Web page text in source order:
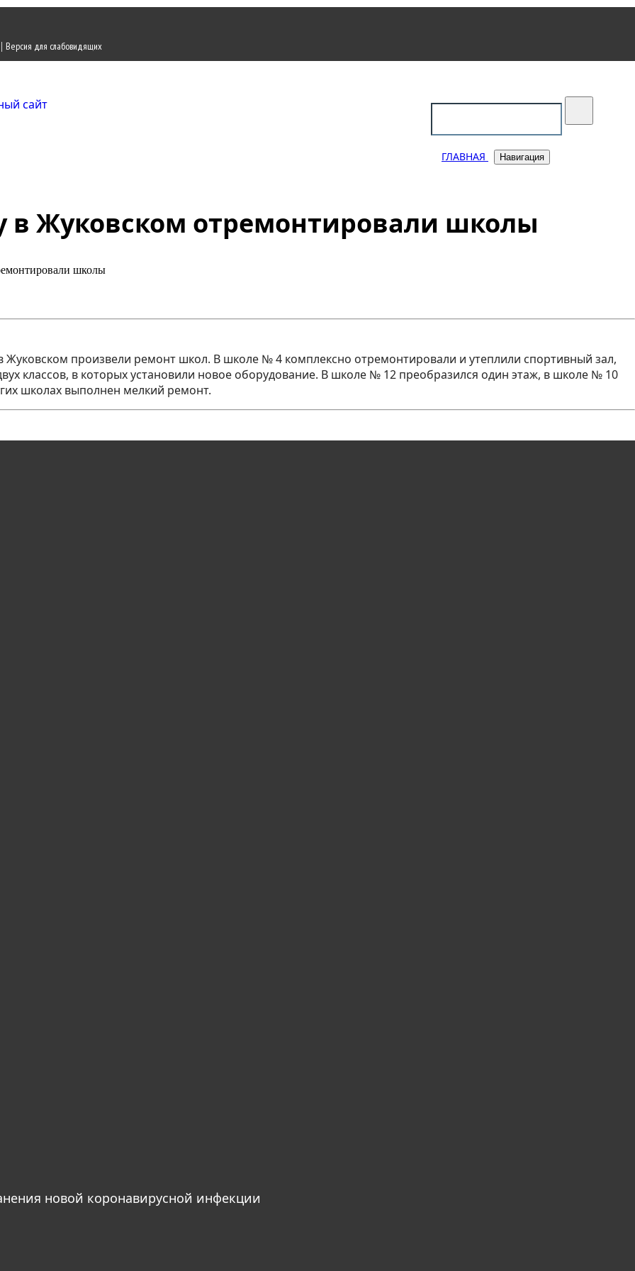
| Версия для слабовидящих
ГЛАВНАЯ Навигация
в Жуковском отремонтировали школы
школы
Жуковском произвели ремонт школ. В школе № 4 комплексно отремонтировали и утеплили спортивный зал,
классов, в которых установили новое оборудование. В школе № 12 преобразился один этаж, в школе № 10
школах выполнен мелкий ремонт.
новой коронавирусной инфекции